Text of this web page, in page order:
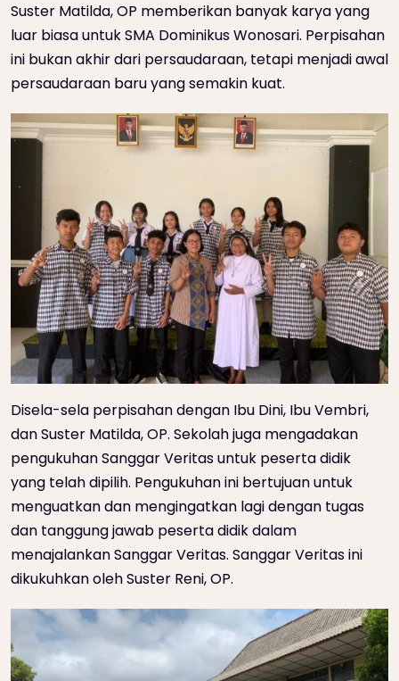
Suster Matilda, OP memberikan banyak karya yang
luar biasa untuk SMA Dominikus Wonosari. Perpisahan
ini bukan akhir dari persaudaraan, tetapi menjadi awal
persaudaraan baru yang semakin kuat.
Disela-sela perpisahan dengan Ibu Dini, Ibu Vembri,
dan Suster Matilda, OP. Sekolah juga mengadakan
pengukuhan Sanggar Veritas untuk peserta didik
yang telah dipilih. Pengukuhan ini bertujuan untuk
menguatkan dan mengingatkan lagi dengan tugas
dan tanggung jawab peserta didik dalam
menajalankan Sanggar Veritas. Sanggar Veritas ini
dikukuhkan oleh Suster Reni, OP.